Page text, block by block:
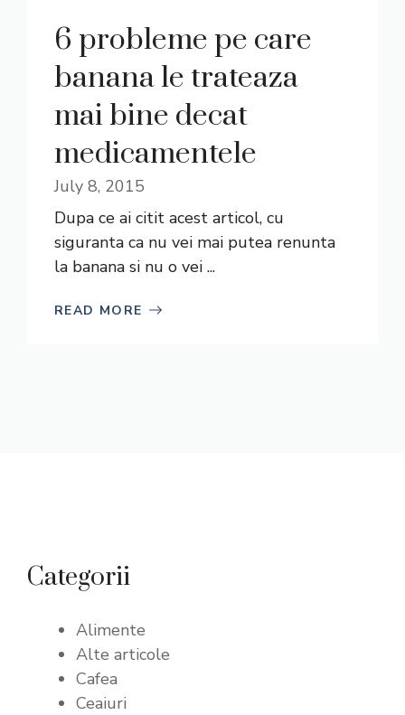
6 probleme pe care
banana le trateaza
mai bine decat
medicamentele
July 8, 2015
Dupa ce ai citit acest articol, cu
siguranta ca nu vei mai putea renunta
la banana si nu o vei ...
READ MORE
Categorii
Alimente
Alte articole
Cafea
Ceaiuri